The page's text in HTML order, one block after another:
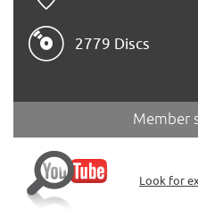
2779 Discs
Member
Look for